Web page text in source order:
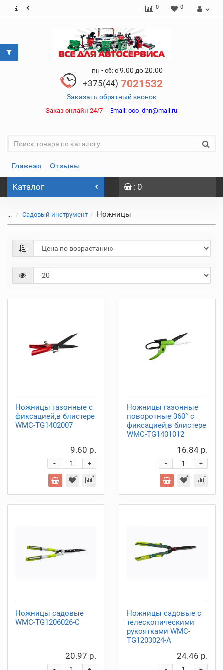
0 0
пн - сб: с 9.00 до 20.00
+375(44) 7021532
Заказать обратный звонок
Заказ онлайн 24/7 Email: ooo_dnn@mail.ru
Главная Отзывы
Каталог : 0
... Садовый инструмент Ножницы
Ножницы газонные с
фиксацией,в блистере
WMC-TG1402007
9.60 р.
+
-
Ножницы газонные
поворотные 360° с
фиксацией,в блистере
WMC-TG1401012
16.84 р.
+
-
Ножницы садовые
WMC-TG1206026-C
20.97 р.
Ножницы садовые с
телескопическими
рукоятками WMC-
TG1203024-A
24.46 р.